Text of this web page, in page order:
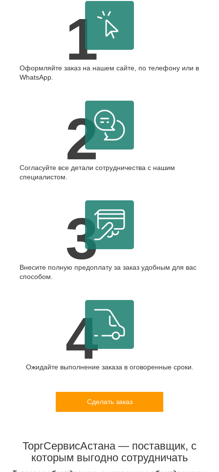
1
Оформляйте заказ на нашем сайте, по телефону или в
WhatsApp.
2
Согласуйте все детали сотрудничества с нашим
специалистом.
3
Внесите полную предоплату за заказ удобным для вас
способом.
4
Ожидайте выполнение заказа в оговоренные сроки.
Сделать заказ
ТоргСервисАстана — поставщик, с
которым выгодно сотрудничать